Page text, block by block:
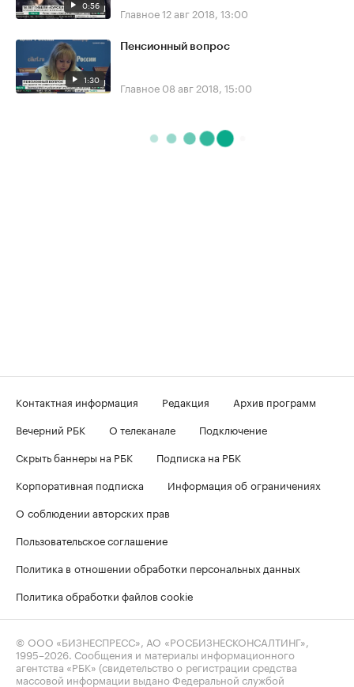
0:56 Главное12 авг 2018, 13:00
1:30
Пенсионный вопрос
Главное 08 авг 2018, 15:00
Контактная информация Редакция
Архив программ
Вечерний РБК
О телеканале
Подключение
Скрыть баннеры на РБК
Подписка на РБК
Корпоративная подписка
Информация об ограничениях
О соблюдении авторских прав
Пользовательское соглашение
Политика в отношении обработки персональных данных
Политика обработки файлов cookie
© ООО «БИЗНЕСПРЕСС», АО «РОСБИЗНЕСКОНСАЛТИНГ»,
1995–2026 . Сообщения и материалы информационного
агентства «РБК» (свидетельство о регистрации средства
массовой информации выдано Федеральной службой